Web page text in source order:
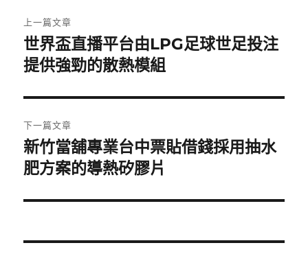
章
導
覽
上一篇文章
上
一
文
章:
世界盃直播平台由LPG足球世足投注
提供強勁的散熱模組
下一篇文章
下
一
文
新竹當舖專業台中票貼借錢採用抽水
肥方案的導熱矽膠片